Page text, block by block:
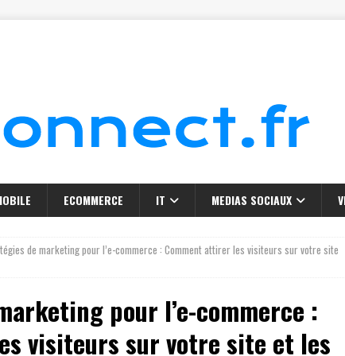
ECOMMERCE IT MEDIAS SOCIAUX
de marketing pour l’e-commerce : Comment attirer les visiteurs sur votre site
pour l’e-commerce :
visiteurs sur votre site et les